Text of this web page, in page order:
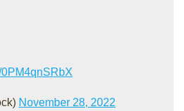
November 28, 2022